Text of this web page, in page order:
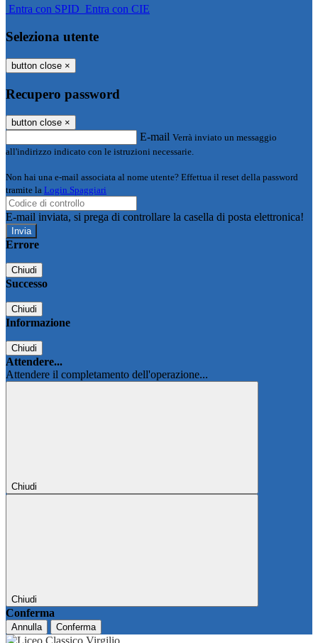
Entra con SPID Entra con CIE
Seleziona utente
button close ×
Recupero password
button close ×
E-mail Verrà inviato un messaggio
all'indirizzo indicato con le istruzioni necessarie.
Non hai una e-mail associata al nome utente? Effettua il reset della password
tramite la Login Spaggiari
E-mail inviata, si prega di controllare la casella di posta elettronica!
Errore
Chiudi
Successo
Chiudi
Informazione
Chiudi
Attendere...
Attendere il completamento dell'operazione...
Chiudi
Chiudi
Conferma
Annulla Conferma